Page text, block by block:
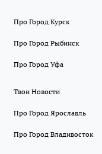
Про Город Курск
Про Город Рыбинск
Про Город Уфа
Твои Новости
Про Город Ярославль
Про Город Владивосток